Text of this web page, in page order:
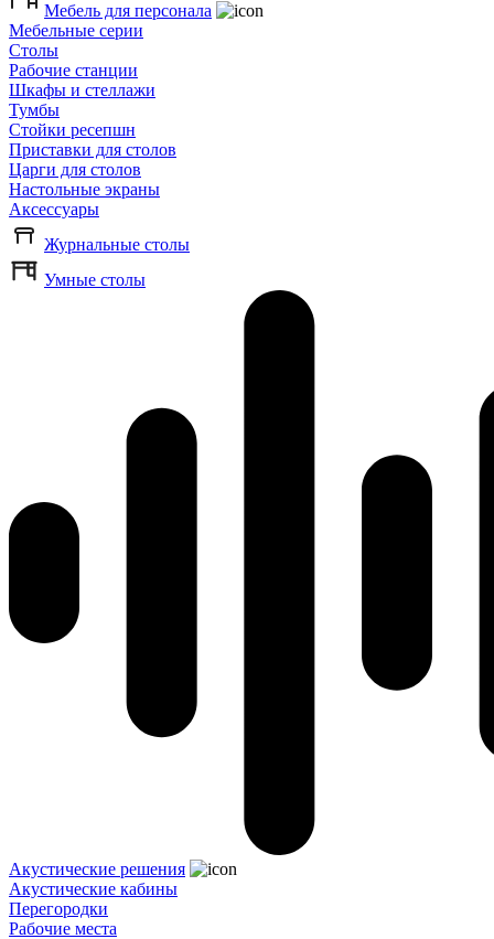
Мебель для персонала
Мебельные серии
Столы
Рабочие станции
Шкафы и стеллажи
Тумбы
Стойки ресепшн
Приставки для столов
Царги для столов
Настольные экраны
Аксессуары
Журнальные столы
Умные столы
Акустические решения
Акустические кабины
Перегородки
Рабочие места